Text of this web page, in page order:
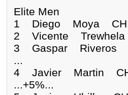
Elite Men
1 Diego Moya
2 Vicente
3 Gaspar Riveros
4 Javier Martin
...+5%...